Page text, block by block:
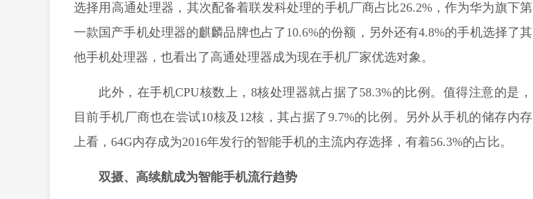
选择用高通处理器，其次配备着联发科处理的手机厂商占比26.2%，作为华为旗下第
一款国产手机处理器的麒麟品牌也占了10.6%的份额，另外还有4.8%的手机选择了其
他手机处理器，也看出了高通处理器成为现在手机厂家优选对象。
此外，在手机CPU核数上，8核处理器就占据了58.3%的比例。值得注意的是，
目前手机厂商也在尝试10核及12核，其占据了9.7%的比例。另外从手机的储存内存
上看，64G内存成为2016年发行的智能手机的主流内存选择，有着56.3%的占比。
双摄、高续航成为智能手机流行趋势